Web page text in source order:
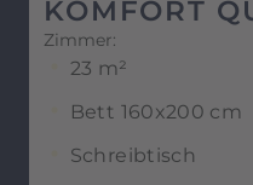
KOMFORT
Zimmer:
23 m²
Bett 160x200 cm
Schreibtisch